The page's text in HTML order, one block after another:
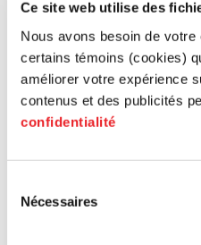
Ce site web utilise des
Nous avons besoin de
certains témoins (cookies)
améliorer votre expérience
contenus et des publicités
confidentialité
Nécessaires